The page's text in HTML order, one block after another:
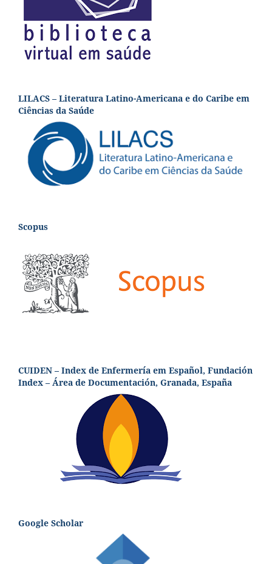
LILACS – Literatura Latino-Americana e do Caribe em
Ciências da Saúde
Scopus
CUIDEN – Index de Enfermería em Español, Fundación
Index – Área de Documentación, Granada, España
Google Scholar